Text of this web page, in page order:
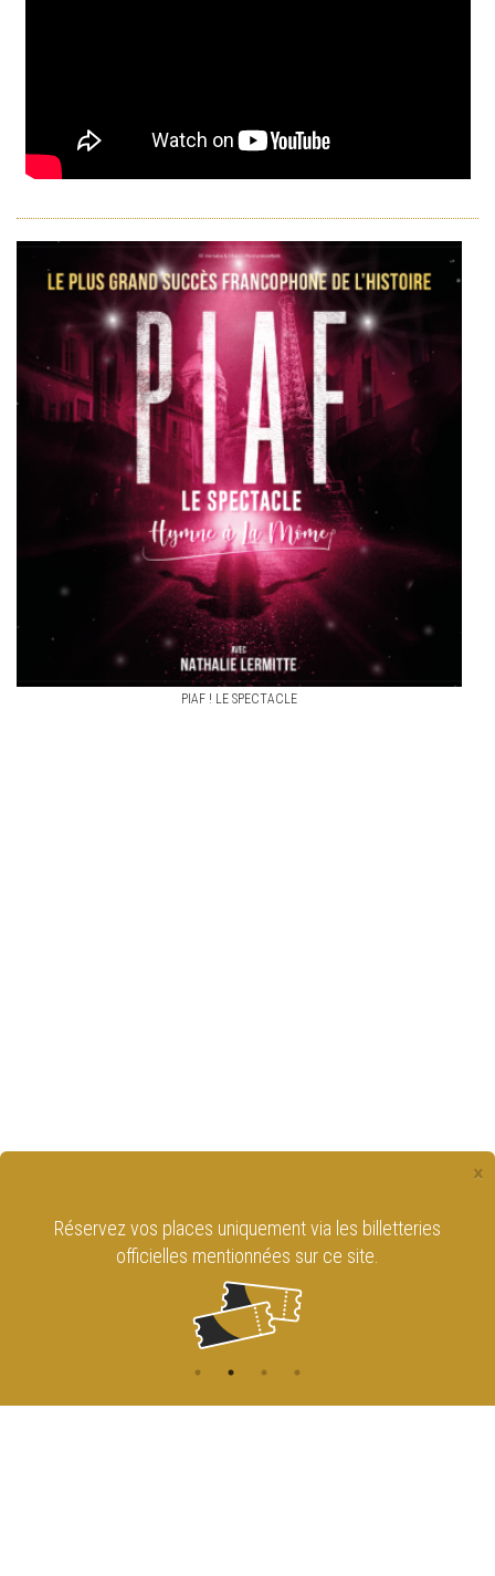
PIAF ! LE SPECTACLE
×
Réservez vos places uniquement via les billetteries
officielles mentionnées sur ce site.